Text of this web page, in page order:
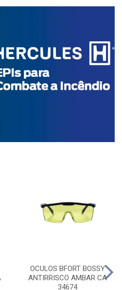
OCULOS BFORT BOSSY
ANTIRRISCO AMBAR CA
34674